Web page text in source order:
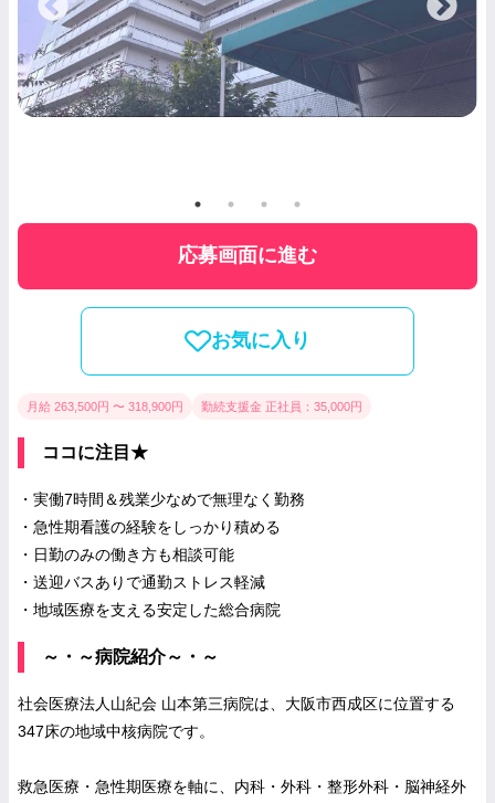
応募画面に進む
お気に入り
月給 263,500円 〜 318,900円 勤続支援金 正社員：35,000円
ココに注目★
・実働7時間＆残業少なめで無理なく勤務
・急性期看護の経験をしっかり積める
・日勤のみの働き方も相談可能
・送迎バスありで通勤ストレス軽減
・地域医療を支える安定した総合病院
～・～病院紹介～・～
社会医療法人山紀会 山本第三病院は、大阪市西成区に位置する
347床の地域中核病院です。
救急医療・急性期医療を軸に、内科・外科・整形外科・脳神経外